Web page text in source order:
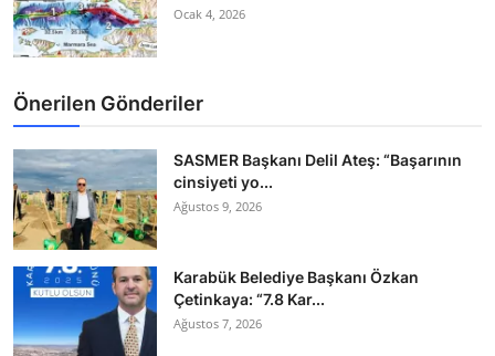
Ocak 4, 2026
Önerilen Gönderiler
SASMER Başkanı Delil Ateş: “Başarının
cinsiyeti yo...
Ağustos 9, 2026
Karabük Belediye Başkanı Özkan
Çetinkaya: “7.8 Kar...
Ağustos 7, 2026